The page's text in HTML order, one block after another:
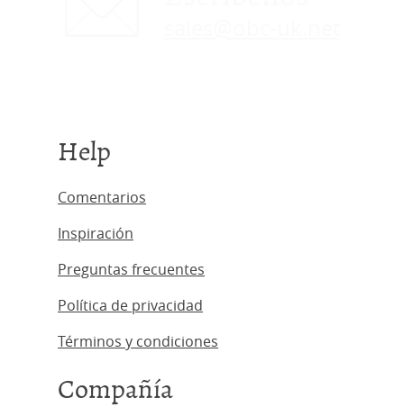
Help
Comentarios
Inspiración
Preguntas frecuentes
Política de privacidad
Términos y condiciones
Compañía